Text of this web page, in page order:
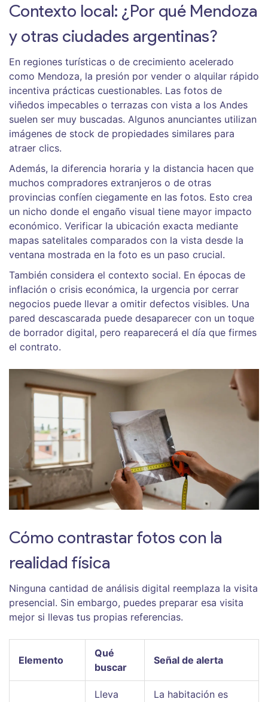
Contexto local: ¿Por qué Mendoza
y otras ciudades argentinas?
En regiones turísticas o de crecimiento acelerado
como Mendoza, la presión por vender o alquilar rápido
incentiva prácticas cuestionables. Las fotos de
viñedos impecables o terrazas con vista a los Andes
suelen ser muy buscadas. Algunos anunciantes utilizan
imágenes de stock de propiedades similares para
atraer clics.
Además, la diferencia horaria y la distancia hacen que
muchos compradores extranjeros o de otras
provincias confíen ciegamente en las fotos. Esto crea
un nicho donde el engaño visual tiene mayor impacto
económico. Verificar la ubicación exacta mediante
mapas satelitales comparados con la vista desde la
ventana mostrada en la foto es un paso crucial.
También considera el contexto social. En épocas de
inflación o crisis económica, la urgencia por cerrar
negocios puede llevar a omitir defectos visibles. Una
pared descascarada puede desaparecer con un toque
de borrador digital, pero reaparecerá el día que firmes
el contrato.
Cómo contrastar fotos con la
realidad física
Ninguna cantidad de análisis digital reemplaza la visita
presencial. Sin embargo, puedes preparar esa visita
mejor si llevas tus propias referencias.
Elemento
Qué
buscar
Señal de alerta
Lleva
La habitación es